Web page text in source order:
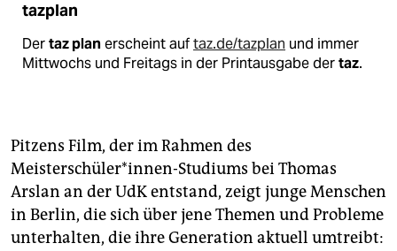
tazplan
Dertaz planerscheint auftaz.de/tazplan und immer
Mittwochs und Freitags in der Printausgabe dertaz.
Pitzens Film, der im Rahmen des
Meisterschüler*innen-Studiums bei Thomas
Arslan an der UdK entstand, zeigt junge Menschen
in Berlin, die sich über jene Themen und Probleme
unterhalten, die ihre Generation aktuell umtreibt: